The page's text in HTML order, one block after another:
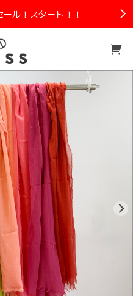
ル！スタート！！